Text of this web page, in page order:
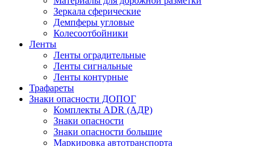
Зеркала сферические
Демпферы угловые
Колесоотбойники
Ленты
Ленты оградительные
Ленты сигнальные
Ленты контурные
Трафареты
Знаки опасности ДОПОГ
Комплекты ADR (АДР)
Знаки опасности
Знаки опасности большие
Маркировка автотранспорта